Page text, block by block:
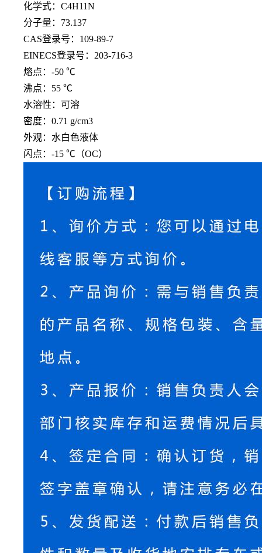
化学式： C4H11N
分子量： 73.137
CAS登录号：109-89-7
EINECS登录号：203-716-3
熔点： -50 ℃
沸点： 55 ℃
水溶性：可溶
密度： 0.71 g/cm3
外观：水白色液体
闪点： -15 ℃（OC）